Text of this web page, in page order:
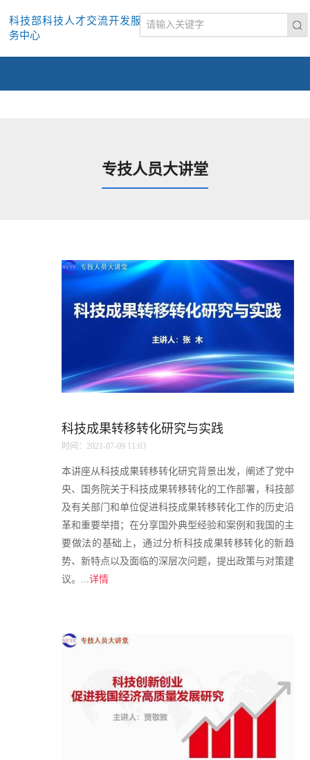
科技部科技人才交流开发服
务中心
专技人员大讲堂
科技成果转移转化研究与实践
时间：2021-07-09 11:03
本讲座从科技成果转移转化研究背景出发，阐述了党中
央、国务院关于科技成果转移转化的工作部署，科技部
及有关部门和单位促进科技成果转移转化工作的历史沿
革和重要举措；在分享国外典型经验和案例和我国的主
要做法的基础上，通过分析科技成果转移转化的新趋
势、新特点以及面临的深层次问题，提出政策与对策建
议。...详情